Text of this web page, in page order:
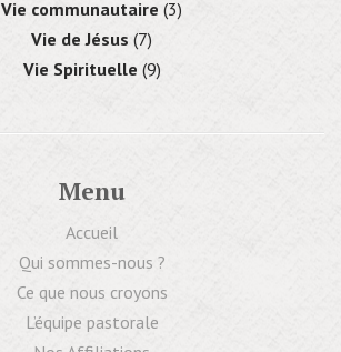
Vie communautaire (3)
Vie de Jésus (7)
Vie Spirituelle (9)
Menu
Accueil
Qui sommes-nous ?
Ce que nous croyons
L’équipe pastorale